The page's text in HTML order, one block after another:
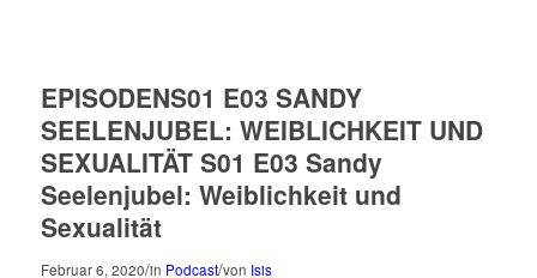
EPISODENS01 E03 SANDY
SEELENJUBEL: WEIBLICHKEIT UND
SEXUALITÄT S01 E03 Sandy
Seelenjubel: Weiblichkeit und
Sexualität
Februar 6, 2020/in Podcast/von Isis